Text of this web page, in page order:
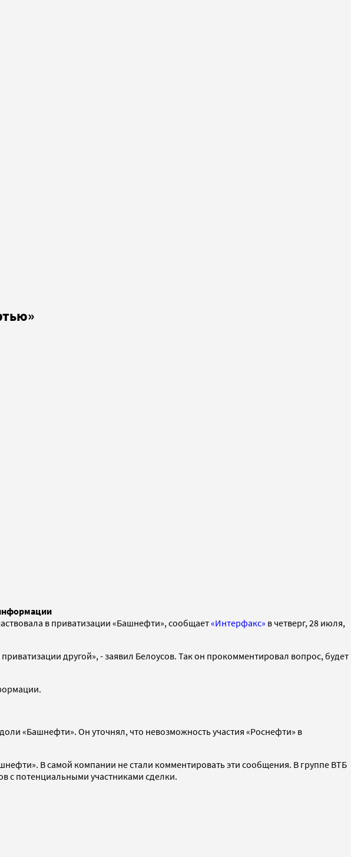
в приватизации «Башнефти», сообщает«Интерфакс» в четверг, 28 июля,
другой», - заявил Белоусов. Так он прокомментировал вопрос, будет
«Башнефти». Он уточнял, что невозможность участия «Роснефти» в
В самой компании не стали комментировать эти сообщения. В группе ВТБ
с потенциальными участниками сделки.